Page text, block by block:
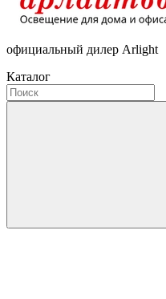
официальный дилер Arlight
Каталог